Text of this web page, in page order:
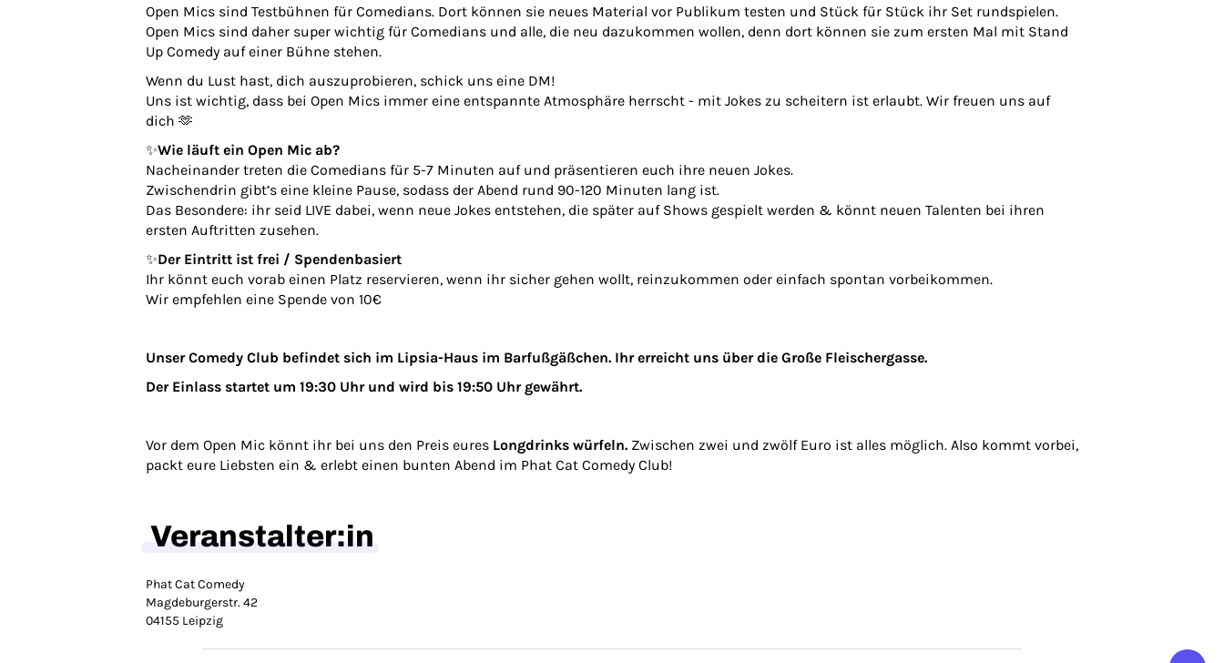
Open Mics sind Testbühnen für Comedians. Dort können sie neues Material vor Publikum testen und Stück für Stück ihr Set rundspielen.
Open Mics sind daher super wichtig für Comedians und alle, die neu dazukommen wollen, denn dort können sie zum ersten Mal mit Stand
Up Comedy auf einer Bühne stehen.
Wenn du Lust hast, dich auszuprobieren, schick uns eine DM!
Uns ist wichtig, dass bei Open Mics immer eine entspannte Atmosphäre herrscht - mit Jokes zu scheitern ist erlaubt. Wir freuen uns auf
dich 🫶
✨Wie läuft ein Open Mic ab?
Nacheinander treten die Comedians für 5-7 Minuten auf und präsentieren euch ihre neuen Jokes.
Zwischendrin gibt’s eine kleine Pause, sodass der Abend rund 90-120 Minuten lang ist.
Das Besondere: ihr seid LIVE dabei, wenn neue Jokes entstehen, die später auf Shows gespielt werden & könnt neuen Talenten bei ihren
ersten Auftritten zusehen.
✨Der Eintritt ist frei / Spendenbasiert
Ihr könnt euch vorab einen Platz reservieren, wenn ihr sicher gehen wollt, reinzukommen oder einfach spontan vorbeikommen.
Wir empfehlen eine Spende von 10€
Unser Comedy Club befindet sich im Lipsia-Haus im Barfußgäßchen. Ihr erreicht uns über die Große Fleischergasse.
Der Einlass startet um 19:30 Uhr und wird bis 19:50 Uhr gewährt.
Vor dem Open Mic könnt ihr bei uns den Preis eures Longdrinks würfeln. Zwischen zwei und zwölf Euro ist alles möglich. Also kommt vorbei,
packt eure Liebsten ein & erlebt einen bunten Abend im Phat Cat Comedy Club!
Veranstalter:in
Phat Cat Comedy
Magdeburgerstr. 42
04155 Leipzig